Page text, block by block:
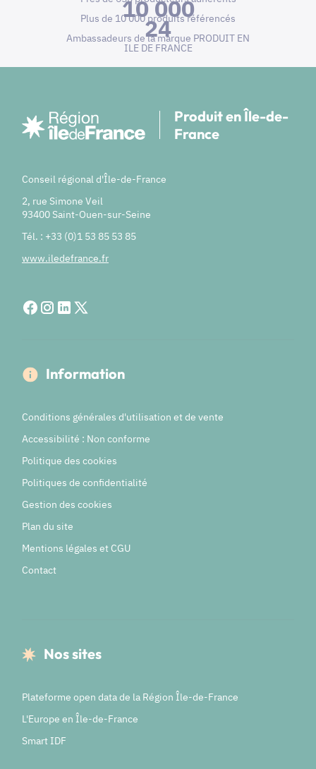
10 000
Plus de 10 000 produits référencés
24
Ambassadeurs de la marque PRODUIT EN
ILE DE FRANCE
Produit en Île-de-
France
Conseil régional d'Île-de-France
2, rue Simone Veil
93400 Saint-Ouen-sur-Seine
Tél. : +33 (0)1 53 85 53 85
www.iledefrance.fr
Information
Conditions générales d'utilisation et de vente
Accessibilité : Non conforme
Politique des cookies
Politiques de confidentialité
Gestion des cookies
Plan du site
Mentions légales et CGU
Contact
Nos sites
Plateforme open data de la Région Île-de-France
L'Europe en Île-de-France
Smart IDF